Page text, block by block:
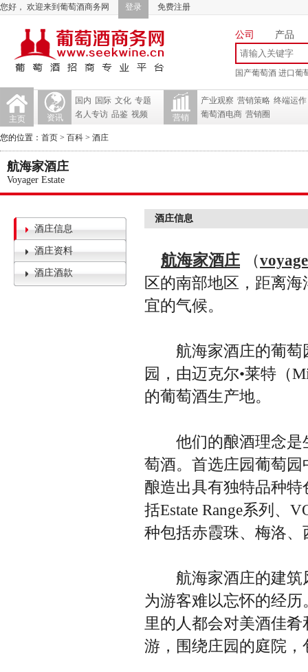
您好， 欢迎来到葡萄酒商务网 登录 免费注册
公司 产品
国产葡萄酒 进口葡
主页 资讯
国内 国际 文化 专题
名人专访 品鉴 视频 营销
产业观察 营销策略 终端运作
葡萄酒电商 营销圈
您的位置： 首页 > 百科 > 酒庄
航海家酒庄
Voyager Estate
酒庄信息
酒庄资料
酒庄酒款
酒庄信息
航海家酒庄 （
区的南部地区，距离
宜的气候。
航海家酒庄的葡萄园
园，由迈克尔•莱特（
的葡萄酒生产地。
他们的酿酒理念是
萄酒。首选庄园葡萄
酿造出具有独特品种
括Estate Range系列、
种包括赤霞珠、梅洛
航海家酒庄的建筑
为游客难以忘怀的经
里的人都会对美酒佳
游，围绕庄园的庭院